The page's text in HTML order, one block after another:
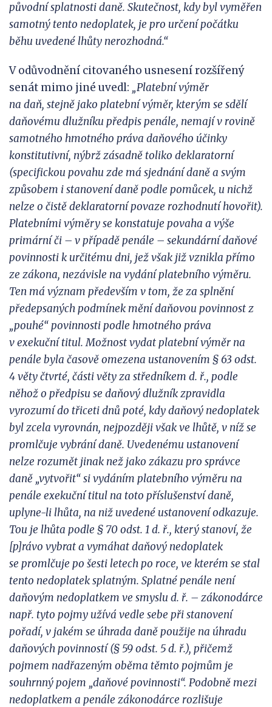
původní splatnosti daně. Skutečnost, kdy byl vyměřen
samotný tento nedoplatek, je pro určení počátku
běhu uvedené lhůty nerozhodná.“
V odůvodnění citovaného usnesení rozšířený
senát mimo jiné uvedl: „Platební výměr
na daň, stejně jako platební výměr, kterým se sdělí
daňovému dlužníku předpis penále, nemají v rovině
samotného hmotného práva daňového účinky
konstitutivní, nýbrž zásadně toliko deklaratorní
(specifickou povahu zde má sjednání daně a svým
způsobem istanovení daně podle pomůcek, u nichž
nelze o čistě deklaratorní povaze rozhodnutí hovořit).
Platebními výměry se konstatuje povaha a výše
primární či – vpřípadě penále – sekundární daňové
povinnosti k určitému dni, jež však již vznikla přímo
ze zákona, nezávisle na vydání platebního výměru.
Ten má význam především v tom, že za splnění
předepsaných podmínek mění daňovou povinnost z
„pouhé“ povinnosti podle hmotného práva
vexekuční titul. Možnost vydat platební výměr na
penále byla časově omezena ustanovením § 63 odst.
4 věty čtvrté, části věty za středníkem d. ř., podle
něhož o předpisu se daňový dlužník zpravidla
vyrozumí do třiceti dnů poté, kdy daňový nedoplatek
byl zcela vyrovnán, nejpozději však ve lhůtě, v nížse
promlčuje vybrání daně. Uvedenému ustanovení
nelze rozumět jinak než jako zákazu pro správce
daně „vytvořit“ sivydáním platebního výměru na
penále exekuční titul na toto příslušenství daně,
uplyne-li lhůta, na niž uvedené ustanovení odkazuje.
Tou je lhůta podle § 70 odst. 1 d. ř., který stanoví, že
[p]rávo vybrat a vymáhat daňový nedoplatek
se promlčuje po šesti letech po roce, ve kterém se stal
tento nedoplatek splatným. Splatné penále není
daňovým nedoplatkem ve smyslu d. ř. – zákonodárce
např. tyto pojmy užívá vedle sebe přistanovení
pořadí, v jakém se úhrada daně použije na úhradu
daňových povinností (§ 59 odst. 5 d. ř.), přičemž
pojmem nadřazeným oběma těmto pojmům je
souhrnný pojem „daňové povinnosti“. Podobně mezi
nedoplatkem a penále zákonodárce rozlišuje